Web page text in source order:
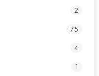
2
75
4
1